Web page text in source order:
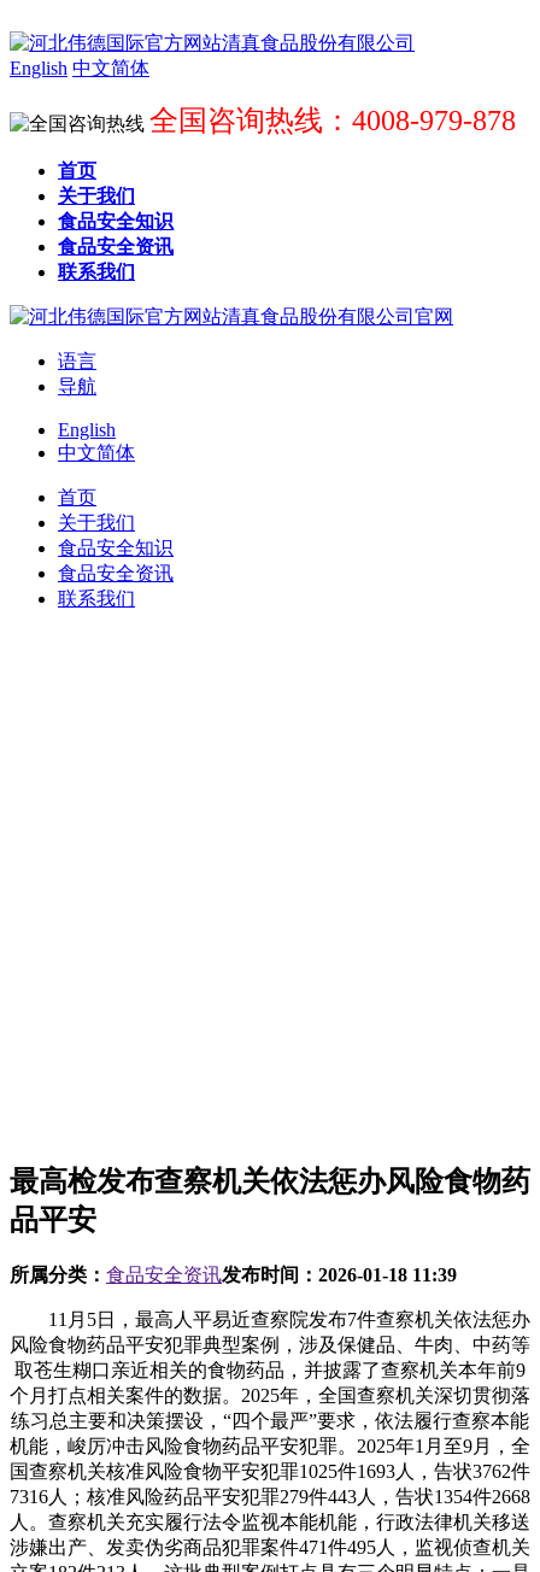
English 中文简体
全国咨询热线：4008-979-878
首页
关于我们
食品安全知识
食品安全资讯
联系我们
语言
导航
English
中文简体
首页
关于我们
食品安全知识
食品安全资讯
联系我们
最高检发布查察机关依法惩办风险食物药
品平安
所属分类： 食品安全资讯发布时间： 2026-01-18 11:39
11月5日，最高人平易近查察院发布7件查察机关依法惩办风险食物药品平安犯罪典型案例，涉及保健品、牛肉、中药等取苍生糊口亲近相关的食物药品，并披露了查察机关本年前9个月打点相关案件的数据。2025年，全国查察机关深切贯彻落练习总主要和决策摆设，“四个最严”要求，依法履行查察本能机能，峻厉冲击风险食物药品平安犯罪。2025年1月至9月，全国查察机关核准风险食物平安犯罪1025件1693人，告状3762件7316人；核准风险药品平安犯罪279件443人，告状1354件2668人。查察机关充实履行法令监视本能机能，行政法律机关移送涉嫌出产、发卖伪劣商品犯罪案件471件495人，监视侦查机关立案182件213人。这批典型案例打点具有三个明显特点：一是全链条冲击，全面惩处涉案的出产、运输、批发、零售等各个环节。如，上海市查察机关正在打点杨某等人通过网店发卖冒充伪劣保健食物案时，发觉上逛犯罪线索，及时指导机关原料供应商、包材出产人员、物流发货人员、下逛批发商、零售商等，完全摧毁犯罪财产链。二是查察分析履职，鞭策成立健全协同高效的监管机制。一方面，刑事查察部分协同公益诉讼查察部分同步查询拜访能否不特定消费者权益、损害社会公益，合适公益诉讼告状前提的，依法开展立案查询拜访，一并提起刑事附带平易近事公益诉讼，如，安徽省查察机关打点的陈某某等人出产、发卖假药，出产、发卖伪劣产物案，被告人的行为不只人平易近群命健康，并且严沉中药材市场次序、损害亳州“药都”的声誉。查察机关正在依法冲击犯罪的同时，对被告人提起刑事附带平易近事公益诉讼。另一方面，依法及时提出查察，鞭策开展社会分析管理。如，查察机关打点王某某出产、发卖有毒、无害食物案时，充实阐扬大数据赋能感化，成立“食物平安从业法令监视模子”，向市场监视办理部分制发查察，改正应被从业而未的违法运营人员6人，建立“个案打点-类案监视-系理”的立体化监视系统。三是全面精确贯彻宽严相济刑事政策。如，贵州省查察机关正在打点蔡某某等人出产、发卖不合适平安尺度的食物案时，分析行为人运营勾当时间、具体行为、不法获利等环境，对收购病死牛链条各个环节起次要感化的人员依法做出核准决定；对情节较轻的，依法做出不核准决定；对不克不及证明其客不雅居心的结尾发卖人员、农户，犯罪处置。最高检经济犯罪查察厅相关担任人指出，查察机关将持续加大对风险食物药品平安犯罪的冲击力度，深挖上下逛财产链，摧毁犯罪收集，进一步健全完美食物药品平安范畴跟尾机制，凝结冲击涉食物药品平安违法犯罪合力，为扶植更高程度安然中国、健康中国供给无力司法保障。2023年上半年起，被告人何某取他人结伙，采购保健食物原料、外包拆、标签后进行灌拆、拆卸、贴标，出产成冒充“Swisse”注册商标的护肝片、蔓越莓胶囊，“BLACKMORES”注册商标的黄金素叶酸、月见草油胶囊、氨糖维骨力软骨素，“life·space”注册商标的益生菌等多种保健食物，后对外出售牟取好处。上述注册商标的相关产物本系具有健旺肝净、缓解经期不适、缓解关节痛苦悲伤等功能的保健食物。其间，被告人何某委托被告人郭某某采购保健食物原料，由郭某某联系具有食物出产天分的厂家，模仿实品从外不雅、口感等方面进行调制并批量出产。保健食物原料出产完成后通过物流运至被告人庞某某正在广东东莞的运营场合，由庞某某放置苏某某、侯某、王某等人进行分拆、贴标、打码。加工完成的冒充注册商标的保健食物发往何某位于广东深圳的仓库，由何某通过物流向全国各地发货。至案发，何某等人出产、发卖伪劣保健食物12万余瓶，发卖金额人平易近币800余万元。经查验检测，涉案保健食物不含标识焦点成分或者含量极低。2024年9月20日，上海铁运输查察院（以下简称上海铁检院）以被告人何某、郭某某犯出产、发卖伪劣产物罪，庞某某、苏某某犯冒充注册商标罪提起公诉，并提起刑事附带平易近事公益诉讼。2025年6月9日，上海铁运输法院以出产、发卖伪劣产物罪判处被告人何某有期徒刑十五年，并惩罚金四百万元；判处被告人郭某某有期徒刑八年六个月，并惩罚金八十万元。以冒充注册商标罪判处被告人庞某某有期徒刑四年六个月，并惩罚金三十万元；判处被告人苏某某有期徒刑一年四个月，并惩罚金一万元。判决各被告人向社会报歉、发布食物风险警示、承担无害化措置费用。一审宣判后，各被告人均未上诉，判决已生效。提前介入。2024年1月，上海铁检院正在打点杨某等人通过网店发卖冒充伪劣保健食物案中，发觉上逛犯罪线索，及时指导机关原料供应商、包材出产人员、物流发货人员、下逛批发商、零售商等，依法开展全链条惩办。2024年3月4日，机关对以何某为首的制假团伙刑事立案，共计抓获涉案人员20余人。因本案涉及环节多、保健品品种多，同时涉嫌学问产权犯罪、风险食物平安犯罪等复杂环境，查察机关提前介入，指导机关精确查明各冒充保健食物的品牌、数量、金额，及时奉告学问产权人相关权利，并对涉案保健品全面开展食物平安检测，查明能否存正在不法添加以及掺假、以不及格产物假充及格产物等环境。审查告状阶段。查察机关次要开展以下工做：一是科学认定伪劣产物，精确合用法令。为依法查明涉案保健质量量，上海铁检院经自行弥补侦查，获取了涉案保健食物的成分、检测标记物、出产配方等环节性问题的响应佐证材料，并由相关检测机构对涉案保健品进行质量检测，查明涉案冒充保健食物均不含焦点成分或焦点成分含量极低，属于伪劣产物。同时，连系各犯罪嫌疑人犯罪居心，对出产泉源各犯罪嫌疑人依法认定形成出产、发卖伪劣产物罪；对仅参取灌拆、贴标环节，不明知涉案保健食物配方成分的犯罪嫌疑人，依法认定形成冒充注册商标罪。二是多渠道核实发卖数量，精确认定犯罪数额，依法厘清法令义务。针对本案聊天记实被清空、发卖账本已灭失、犯罪数额认定难的问题，上海铁检院全面梳理原料供应量、物流记实、发卖记实、发货记实，连系各犯罪嫌疑人的供述，分析认定本案各环节、各参取人员的犯罪金额，并查明一名犯罪嫌疑人涉案金额远超立案逃诉尺度，依法开展逃诉。同时，对各参取人员分层分类处置，正在查明各犯罪嫌疑人涉案金额的根本上，连系各涉案人员正在犯罪链条中所处环节、地位感化，对犯罪情节轻细的王某、侯某2人做出不告状决定，并开展反向跟尾，向行政机关制发查察看法书。三是强化查察分析履职，及时开展公益诉讼。涉案假劣保健食物不含焦点成分，没有响应保健功能，可能不特定消费者权益，损害社会健康。上海铁检院受案后，及时将线索移送本院公益诉讼查察部分，同步开展公益诉讼立案、查询拜访、通知布告，正在本案提起公诉时一并提出刑事附带平易近事公益诉讼。一审法院采纳告状看法，判决被告人向社会报歉、发布风险警示，并承担无害化措置费用。四是深化收集分析管理，督促履行食物平安义务。鉴于涉案伪劣保健食物通过收集平台发卖，上海铁检院正在近年来向电商平台制发查察并健全食物平安协同管理机制的根本上，及时将本案线索移送相关平台，督促其下架涉案伪劣保健食物10余种，关停违法店肆8家。（一）本色判断产物性质，依法认定制售冒充伪劣产操行为。制售冒充伪劣保健食物并通过网店、微商等渠道大量发卖，不只损害学问产权人声誉、市场份额，并且严沉消费者权益。查察机关应连系涉案产物的出产原料、正品配方、检测演讲等分析判断质量，对不含焦点成分或者焦点成分含量极低的冒充保健食物，依法认定为伪劣产物。同时连系各被告人犯罪居心，精确界分制售伪劣商品犯罪和学问产权犯罪，依法合用法令，确保刑相顺应，切实保障人平易近群众身体健康和生命平安，无力学问产权人权益。（二）全链条查处逃责，从泉源遏制制假售假犯罪。对链条长、人员多的制售冒充伪劣商品犯罪案件，涉及焦点原料供应、成品包材制做、冒充伪劣产物灌拆、仓储、发货等出产、发卖环节，具有人员分布广、散见于各行业的特征。针对该类案件，查察机关要协同机关开展全环节惩处，从泉源上铲除犯罪，构成无力。应及时指导机关全面收集原料供应量、出产记实、物流发货及发卖记实等环节，精确认定犯罪金额，实现罚当其罪。对于正在犯罪环节中次要处置辅帮性工做、参取程度较低、犯罪情节较轻的人员依法做出不告状决定的同时，要及时开展反向跟尾，依法督促相关部分做出行政惩罚。（三）查察融合履职，织密织牢食物平安义务网。打点风险食物平安犯罪案件，查察机关要充实阐扬法令监视感化，鞭策成立健全协同高效的监管机制，无效督促收集平台依法履行食物平安义务，守牢食物平安底线。要一案双查，刑事查察部分要协同公益诉讼查察部分，同步查询拜访能否不特定消费者权益、损害社会公益，合适公益诉讼告状前提的，依法开展立案查询拜访，一并提起刑事附带平易近事公益诉讼，消弭公共健康风险，及时修复公益损害。2023年以来，被告人蔡某某等4人经，正在贵州省毕节市威宁县收购、加工、发卖因病濒死、病死及死因不明的牛取利。被告人李某某等10人以低于每斤2元的价钱，从农户处低价收购上述病牛，再转卖至被告人蔡某某正在威宁县的屠宰场，蔡某某雇佣被告人耿某某等4人进行屠宰加工，以低于18元每斤的价钱对外发卖。被告人雷某某等5人采办后，再以35元至40元每斤的价钱对外发卖。同时，蔡某某放置被告人杨某某将总收购价为15。6万元的142头病、死牛运输至贵州省各地，放置被告人陈某某等2人再次加工、发卖。经查证，蔡某某等人共收购、发卖200多头病、死牛，发卖金额共计114万余元，违法所得共计51万余元。经检测，从蔡某某、杨某某等处的牛肉及死牛中，检出金葡萄球菌、牛轮状病毒、牛支原体核酸呈阳性。经贵州省毕节市农业农村局认定，威宁县屠宰加工点查获的死牛和加工成产物的牛均为死因不明。2025年4月6日，贵州省毕节市威宁县人平易近查察院以出产、发卖不合适平安尺度的食物罪对蔡某某等26人提起公诉。同年7月2日，毕节市威宁县做出一审讯决，以出产、发卖不合适平安尺度的食物罪判处蔡某某等26人有期徒刑四年至一个月不等，并惩罚金三十万元至一千元不等。一审讯决后，杨某某等3人对罚没金额不服提出上诉。2025年9月15日，贵州省毕节市中级裁定驳回上诉，维持原判。提前介入。本案系群众因采办的牛肉颜色非常、气息变异，通过12345热线举报而案发。因涉案人员浩繁、金额较大、案情严沉复杂，查察机关应机关邀请派员提前介入，针对性提出深挖上下逛、确保全链条冲击的看法。一是全面查清犯罪数额。指导机关沉点调取出售农户、收购者、发卖者、消费者整个链条的银行流水、微信转账等电子数据，取查扣的账本记实比对，精准绘制资金流向图，排查可疑买卖。二是本色判断能否属于刑法第一百四十的“脚以形成严沉食物中毒变乱或者其他严沉食源性疾病”。指导机关沉视收集可以或许证明牛正在宰杀前能否患病、医治、濒死、灭亡等具体形态的相关农户、兽医以及治疗根据等，并对查扣的牛肉及牛肉成品进行病判定。审查。查察机关沉点开展以下工做：一是依法逃捕漏犯。雷某某等4人系持久运营牛肉的人员，聊天记实显示雷某某要求采办“臭牛肉”，账本记录“臭牛肉”的买卖价钱为每头牛500-2000元、每斤12-18元不等，较着低于市场价，且分析其他可以或许认定雷某某等人采办不合适食物平安尺度的牛肉予以发卖，机关依法逃捕雷某某等4人。二是精准合用强制办法。本案以蔡某某等4报酬从，构成“收购-屠宰-加工-发卖”持久、不变的跨区域犯罪团伙，查察机关分析行为人运营勾当时间、具体行为、不法获利等环境，对蔡某某等20人依法做出核准决定；对情节较轻的陈某某等6人，依法做出不核准决定；对刘某等不克不及证明其客不雅居心的结尾发卖人员、农户，犯罪处置。审查告状。查察机关次要开展以下工做：一是分析判断不合适食物平安尺度的。查察机关全面梳理拾掇，查明蔡某某等人通过发送便宜“收购病、死牛小卡片”的体例，从农户处收购的牛遍及伴有口蹄溃疡、严沉腹泻、关节肿缩等症状，部门病牛经兽医利用青霉素等药物治疗无效接近灭亡，以及牛肉颜色、味道非常等现实。二是精确认定案件性质。对于确有证明系病死及死因不明景象，可能风险人体健康的，认定为“病死、死因不明”；对于未经检疫，但检测出金葡萄球菌等病原菌的，应认定为“经检疫查验不及格”；对于因病濒死，通过“急宰”“赶刀”等其他体例屠宰后售卖的，连系出售农户、兽医的证言、检测演讲、认定看法等，分析判断能否取病死、死因不明等明白入罪条目的风险程度具有相当性，可认定为“其他脚以形成严沉食源性疾病的景象”。三是分析研判客不雅居心。连系行为人的文化程度、认知能力、产质量量、进货或者发卖渠道、聊天记实及较着低于市场价钱等要素予以分析判断，避免客不雅归咎。（一）全链条惩办病死牛“产供销”犯罪，积极延长冲击范畴。金葡萄球菌系国度卫健委制定的《传染的病原微生物目次》所列的病原菌之一，按照《食源性疾病监测演讲工做规范》，葡萄球菌肠毒素中毒属于食源性疾病，可激发急性肠胃炎，损害人体健康。本案中，查察机关积极共同行政从管部分向社会发布搜集肉成品范畴违法犯罪线索，全面延长冲击范畴，目前，通过搜集耳目，同步向纪委监委移送兽医等国度工做人员受贿违纪违法线索。因案情严沉、复杂，公益诉讼损害范畴涉及两个以上行政区划，威宁县人平易近查察院将该案公益诉讼线索移奉上级人平易近查察院。（二）度强化协同发力，无效促品平安行业管理。查察机关严酷落实行政法律取刑事司法跟尾机制，积极协调农业农村、市场监管、等部分同向发力，进一步完美畜禽买卖市场准入前提、畜禽运输、产地检疫、收购等。目前，威宁县正在乡镇均设立检疫点，兽医对运输耕牛现场检疫并出具检疫证明，新增设一个大型牛羊鸡屠宰场。为帮帮农户削减丧失，威宁县财务局等六部分制定《威宁县2024年—2026年政策性农业安全工做实施方案》，对大型牲畜因病灭亡的赐与补帮。（三）全方位建牢食物平安防地，切实消费者权益。查察机关操纵消费者权益日等时间节点，持续开展宣传，线上线下同步发力，无效食物平安。食物从业者要杜绝侥幸心理，依法合规运营，未经查验检疫及格的食物不得出产、运输、发卖。消费者要强化认识，采办肉类食物要到正轨商铺或农贸市场，自动检验查验检疫及格标记，抵制购入无来历、无及格标识、价钱非常偏低的肉成品，配合食物平安的优良次序。2022年2月至7月，被告人袁某某按照汤某某（另案处置）的，由汤某某供给资金，袁某某具体担任，出产具有壮阳结果的“肽”黑莓片压片糖果并通过收集终端现蔽发卖。正在袁某某的组织下，被告人王某等5人以出产、发卖食物添加剂表面供给抗检测壮阳原料（指新型伐地那非衍生物，伐地那非是《保健食物中可能不法添加的物质名单（第一批）》所列物质），被告人王某某、董某担任压片糖果的出产加工，确保产物可以或许通过那非类物质常规检测。被告人郭某某、李某为王某某、董某供给场地、机械设备、手艺支撑，配合出产加工15万粒壮阳压片糖果，寄往被告人廖某的公司仓库。廖某做为表面总经销商，担任产物包拆，并将封拆成品邮寄至汤某某指定的天津某公司，由该公司通过收集会员体例发卖至全国28个省份，共计3000余盒（每盒30粒），其余涉案产物被机关依法。经查，袁某某出产、发卖金额共计24万余元，廖某出产、发卖金额共计24万余元，王某某、郭某某等4人出产、发卖金额15万余元，王某等5人出产、发卖金额为18万余元至8000余元不等。经河南省食物和盐业查验手艺研究院检测，送检黑莓压片糖果中检出取伐地那非母核布局不异的化学物质。经南阳市市场监视办理局认定，涉案产物中检出的化学物质确认为伐地那非衍生物，该物质未被核准为食物添加剂、新食物原料或保健食物原料。按照国度市场监视办理总局办公厅2022年8月发布的《关于冲击食物中不法添加那非拉非类物质及其系列衍生物违法行为的看法》（以下简称《看法》），那非、拉非类物质及其系列衍生物取“有毒、无害的非食物原料”伐地那非、红地那非等焦点药效团分歧，具有划一属性和划一风险。食用添加有那非类物质及其衍生物的食物对人体有毒副感化的风险，影响人体健康以至风险生命。2023年12月至2024年9月，河南省南阳市卧龙区人平易近查察院（以下简称卧龙区院）以出产、发卖有毒、无害食物罪接踵对被告人袁某某、王某某等11名被告人提起公诉。2024年5月至2025年7月，南阳市卧龙区做出一审讯决，以出产、发卖有毒、无害食物罪判处11名被告人有期徒刑五年至六个月不等，并惩罚金二十二万元至十万元不等。上述判决均已生效。立案监视。2023年2月，南阳市卧龙区居平易近李某服用采办的黑莓压片糖果后心慌，照顾产物向南阳市卧龙区报案，机关对涉案产物进行快检，成果呈那非类阳性，但进一步检测却未检出那非类物质，遂做出不予立案决定。卧龙区院食药环办案团队依托侦查监视取协做共同办公室领会到该环境后，连系对功能类食物、检测手艺局限性及食物范畴犯罪手段更新的认知，判断涉案产物可能添加新型那非类衍生物。针对该新型衍生物正在国内未被列入食物不法添加物质名单、缺乏查验方式取检测尺度等焦点问题，卧龙区院牵头组织、市场监管等部分及高校学者，开展专家评估取检测方证。南阳市产质量量查验检测核心采用高效液相色谱-质谱方式、柱层析法，从压片糖果中精准分手并提取出可疑添加物，用核磁共振波谱仪检测测试阐发其成分形成及式布局，于2023年5月29日做出检测阐发演讲，认为该添加物系报酬改变伐地那非布局构成的新型衍生物，属于人工合成的化学物质。消费者正在不知情的环境下不得当或持久服用，可能形成严沉后果。该检测演讲为案件的精确定性供给了根据，2023年6月25日，卧龙区院依法监视机关立案侦查，对案件侦破及鞭策制定相关检测尺度起到了环节性感化。告状。被告人袁某某、王某某、廖某到案后，以客不雅不明知涉案不法添加物的有毒、无害属性为由，拒不。对此，卧龙区院指导机关深切调取三人近4年来的微信聊天记实，全面固定其持久处置食物出产发卖、居心选用新型伐地那非衍生物做为壮阳原料以规避国度监管的客不雅，清晰出三人对不法添加物的违法性和风险性具有明白认知，为认定其客不雅明知供给了支持。取此同时，卧龙区院正在审查案件过程中，针对上逛抗检测原料供应方及出产加工帮帮者等相关人员，依法开展逃捕逃诉工做。此中，对于经逃捕到案的上逛抗检测原料供应方王某等5人，卧龙区院指点机关度汇集，不只调取了该团伙人员亲属名下的车辆登记消息、高速行驶轨迹、宾馆入住记实，还全面核查了快递寄送记实、微信聊天记实等细节消息，通过建立完整的闭环，完全了王某团伙的无罪辩白，促使其认罚。经逃诉到案的董某等3人，正在确凿面前对其犯为供认不讳。至此，该案实现了从原料供应、出产加工到终端发卖的全链条冲击，无力遏制了此类犯罪的延伸势头。取证明犯罪。庭审过程中，人提出，被告人行为时该衍生物未被列入食物不法添加物质名单，且《看法》尚未出台，涉案添加物不克不及据此认定为“有毒、无害的非食物原料”。针对这一概念，公诉人通过充实无力的阐述，明白认定根据：其一，经核查，涉案不法添加物的母核为伐地那非，属于国度明令阃在食物中添加的物质；其二，《看法》是对新型那非类衍生物系有毒、无害非食物原料的现实认定及方式申明，涉案不法添加物取伐地那非焦点药效团分歧，具有划一属性和划一风险；其三，按照两高《关于打点风险食物平安刑事案件合用法令若干问题的注释》相关，连系南阳市产质量量查验检测核心出具的成分检测阐发演讲、南阳市市场监视办理局出具的认定看法，以及被告人锐意利用抗检测原料的行为，脚以认定涉案不法添加物系有毒、无害的非食物原料。经审理，卧龙区采纳了查察机关的现实、情节和量刑。协同管理。卧龙区院正在办案过程中发觉，全国多地呈现不异或雷同新型衍生物因无法检出或品种属性无法认定导致逃避惩罚的环境。为此，卧龙区院取市场监管部分专题协商沟通，同步鞭策将涉案新型那非类衍生物的品种属性及查验检测方式层报至国度市场监视办理总局。经国度市场监视办理总局组织5家省级以上权势巨子检测机构对涉案物质属性及检测方式进一步验证后，于2023年10月9日下发《关于〈食物中双丙酚汀的测定方式〉等3个测定方式可用于食物平安案件查办的通知》，正式将本案中的不法添加物定名为“伐地那非杂质30”，并发布了食物中伐地那非杂质30的测定方式，完全堵住了通过 “布局润色” 逃避检测的缝隙。针对功能类食物众多、操纵收集荫蔽发卖等凸起问题，卧龙区院连系办案，向区市场监视办理局制发查察，督促其先后摆设开展平易近生范畴“铁拳步履”“守护平易近生”等食物平安系列专项法律步履，依法查办多起风险食物平安案件。取此同时，卧龙区院加大普法宣传力度，开展多种形式普法宣传勾当，无效提拔了群众对食物平安的防备认识和法令认知。（一）精确把握本色性风险，出力守护食物平安。查察机关正在打点出产、发卖有毒、无害食物案件时，一直将精确认定不法添加物的风险性做为焦点环节，连系物质的化学特征、毒理反映及现实食用后的健康风险评估，对其能否具有毒性、风险程度及潜正在风险进行本色性审查，协同市场监管部分等加强阐发查验，由相关专业检测机构和市场监管部分别离出具成分阐发演讲、查验演讲和认定看法，严酷区分不法添加物取食物添加剂的边界，精确认定案件现实。（二）高质效履职，积极帮推社会管理。针对涉案物质未列入食物不法添加物质名单环境，查察机关以案件为切入点，深切分解背后躲藏的监管空白、尺度畅后等深条理问题。正在依法监视打点刑事案件的过程中，自动加强取相关本能机能部分沟通协做，积极鞭策新型物质定名，促成国度层面检测尺度的制定取出台，为查办同类案件供给同一遵照和手艺方式。通过制发查察、开展普法宣传等多种体例，持续完政法律取刑事司法跟尾机制，鞭策构成“刑事冲击-行政监管-行业规范”的闭环管理链条，凝结高效联动合力，提拔社会管理全体效能。（三）沉视全链条冲击，切实强化法令监视。正在打点风险食物平安案件时，查察机关不只聚焦于间接实施犯罪的行为人，更要强化审查，出力深挖犯罪收集的每个环节，强化法令监视本能机能。通过指导机关使用大数据核查等精准手段，全面调取涉案人员的步履轨迹、资金领取结算明细、收集聊天记实等环节，层层逃溯犯罪泉源取扩散径。对上下逛涉案人员，依法从严逃捕逃诉，确保不脱漏任何犯罪节点，实正实现对风险食物平安犯罪的全链条冲击，摧毁相关犯罪收集的根底。被告人王某某自2021年起起头正在本村自建的养殖场内处置肉牛养殖。2022年10月至2023年10月，王某某分批次自彰武县、省蛟河市购进90余头肉牛，正在养殖场内喂养。后王某某明知克伦特罗（俗称“瘦肉精”）正在饲猜中添加的环境下，仍将克伦特罗粉末插手饲猜中饲喂肉牛，并对外出售。经中国农业科学院农业质量尺度取检测手艺研究所、国度饲料质量查验检测核心、山东尺度检测手艺无限公司查验，王某某养殖场内的32头肉牛检出克伦特罗成分。此外，被告人王某某还帮帮本村肉牛养殖户张某某、刘某某（另案处置）采办含有“瘦肉精”成分的小料四袋（每袋50公斤）供其利用。经查验，张某某、刘某某二人养殖场内的50头肉牛检出克伦特罗成分。2024年9月，济南市商河县人平易近查察院以出产、发卖有毒、无害食物罪对被告人王某某提起公诉。2024年10月，济南市商河县做出一审讯决，以出产、发卖有毒、无害食物罪判处被告人王某某有期徒刑十年，并惩罚金三十三万元。一审宣判后，被告人王某某提出上诉。济南市中级裁定驳回上诉，维持原判。提前介入。、济南市两级查察机关专人实地听取报告请示，同步指点办案。商河县人平易近查察院抽调刑事、行政、公益诉讼部分办案成立专案组第一时间提前介入。一是指导机关侦查取证。环绕犯罪形成取尺度，制做《出产、发卖有毒、无害食物犯罪案件审查》，从、书证、电子数据、判定看法、专家证言等方面指导机关依法全面收集，并就检材若何分类封存、称沉、抽样、送检等提出具体看法，确保取证法式规范。对犯罪嫌疑人辩白不明知“瘦肉精”性质风险、存正在他人投喂可能等环境，机关全面调取行政机关普法宣列传实、关于“瘦肉精”风险性的专家证言、养殖现场系封锁场合的现场勘验等，夯据链条。二是全链条冲击犯罪。扩大排查，抓获其他涉案养殖户。因村里农户多为集中养殖，查察机关机关扩大排查范畴、添加抽检轮次。经机关摸排，抓获别的6名正在饲猜中添加“瘦肉精”的养殖户。深挖线索，查获制售泉源。为查获养殖户利用的“瘦肉精”来历，查察机干系系银行流水、出行记实、证人证言等，指导机关深挖犯罪线索，抓获张某某（另案处置）等制售“瘦肉精”人员10人。跨区域措置，铲除犯